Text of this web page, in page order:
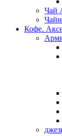
Чай
Кофе.